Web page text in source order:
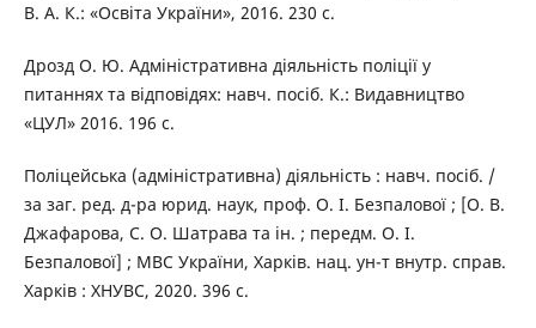
В. А. К.: «Освіта України», 2016. 230 с.
Дрозд О. Ю. Адміністративна діяльність поліції у
питаннях та відповідях: навч. посіб. К.: Видавництво
«ЦУЛ» 2016. 196 с.
Поліцейська (адміністративна) діяльність : навч. посіб. /
за заг. ред. д-ра юрид. наук, проф. О. І. Безпалової ; [О. В.
Джафарова, С. О. Шатрава та ін. ; передм. О. І.
Безпалової] ; МВС України, Харків. нац. ун-т внутр. справ.
Харків : ХНУВС, 2020. 396 с.